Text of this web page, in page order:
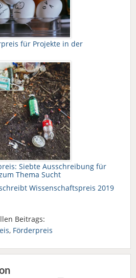
für Projekte in der
Siebte Ausschreibung für
Thema Sucht
Wissenschaftspreis 2019
Beitrags:
, Förderpreis